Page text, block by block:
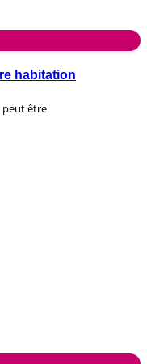
habitation
peut être